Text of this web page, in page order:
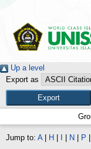
Up a level
Export as
Jump to: A| H N P